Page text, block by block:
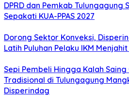
DPRD dan Pemkab Tulungagung
Sepakati KUA-PPAS 2027
Dorong Sektor Konveksi,
Latih Puluhan Pelaku IKM
Sepi Pembeli Hingga Kalah Saing
Tradisional di Tulungagung
Disperindag